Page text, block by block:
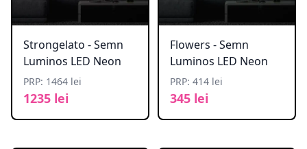
Strongelato - Semn
Luminos LED Neon
PRP: 1464 lei
1235 lei
Flowers - Semn
Luminos LED Neon
PRP: 414 lei
345 lei